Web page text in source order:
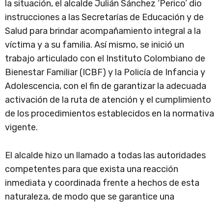
la situación, el alcalde Julián Sánchez ‘Perico’ dio
instrucciones a las Secretarías de Educación y de
Salud para brindar acompañamiento integral a la
víctima y a su familia. Así mismo, se inició un
trabajo articulado con el Instituto Colombiano de
Bienestar Familiar (ICBF) y la Policía de Infancia y
Adolescencia, con el fin de garantizar la adecuada
activación de la ruta de atención y el cumplimiento
de los procedimientos establecidos en la normativa
vigente.
El alcalde hizo un llamado a todas las autoridades
competentes para que exista una reacción
inmediata y coordinada frente a hechos de esta
naturaleza, de modo que se garantice una